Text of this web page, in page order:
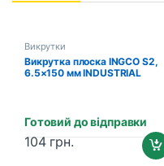
Викрутки
Викрутка плоска INGCO S2,
6.5×150 мм INDUSTRIAL
Готовий до відправки
104 грн.